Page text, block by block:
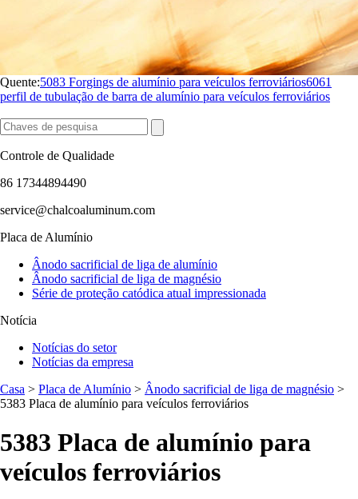
Quente:5083 Forgings de alumínio para veículos ferroviários6061
perfil de tubulação de barra de alumínio para veículos ferroviários
Controle de Qualidade
86 17344894490
service@chalcoaluminum.com
Placa de Alumínio
Ânodo sacrificial de liga de alumínio
Ânodo sacrificial de liga de magnésio
Série de proteção catódica atual impressionada
Notícia
Notícias do setor
Notícias da empresa
Casa > Placa de Alumínio > Ânodo sacrificial de liga de magnésio >
5383 Placa de alumínio para veículos ferroviários
5383 Placa de alumínio para
veículos ferroviários